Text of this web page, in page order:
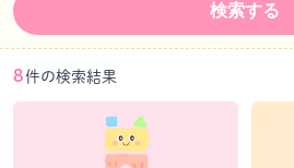
検索する
8件の検索結果